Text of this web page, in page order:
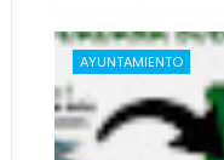
AYUNTAMIENTO